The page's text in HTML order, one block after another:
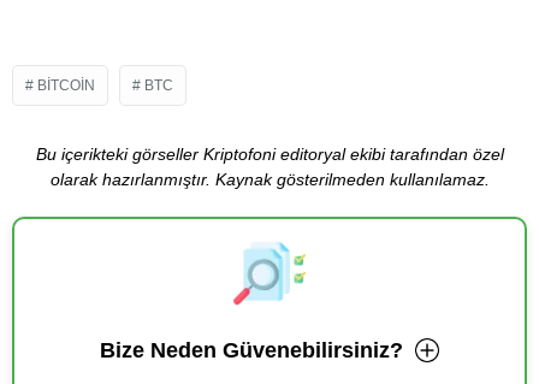
BITCOIN BTC
Bu içerikteki görseller Kriptofoni editoryal ekibi tarafından özel
olarak hazırlanmıştır. Kaynak gösterilmeden kullanılamaz.
Bize Neden Güvenebilirsiniz?